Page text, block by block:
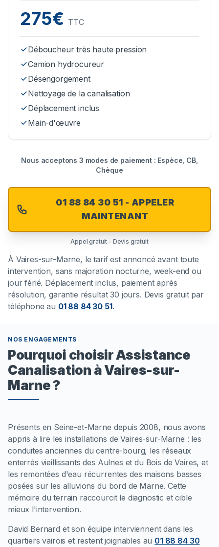
275€ TTC
Déboucheur très haute pression
Camion hydrocureur
Désengorgement
Nettoyage de la canalisation
Déplacement inclus
Main-d'œuvre
Nous acceptons 3 modes de paiement : Espèce, CB,
Chèque
01 88 84 30 51 - APPELER
MAINTENANT
Appel gratuit - Devis gratuit
À Vaires-sur-Marne, le tarif est annoncé avant toute
intervention, sans majoration nocturne, week-end ou
jour férié. Déplacement inclus, paiement après
résolution, garantie résultat 30 jours. Devis gratuit par
téléphone au 01 88 84 30 51.
NOS ENGAGEMENTS
Pourquoi choisir Assistance
Canalisation à Vaires-sur-
Marne ?
Présents en Seine-et-Marne depuis 2008, nous avons
appris à lire les installations de Vaires-sur-Marne : les
conduites anciennes du centre-bourg, les réseaux
enterrés vieillissants des Aulnes et du Bois de Vaires, et
les remontées d'eau récurrentes des maisons basses
posées sur les alluvions du bord de Marne. Cette
mémoire du terrain raccourcit le diagnostic et cible
mieux l'intervention.
David Bernard et son équipe interviennent dans les
quartiers vairois et restent joignables au 01 88 84 30